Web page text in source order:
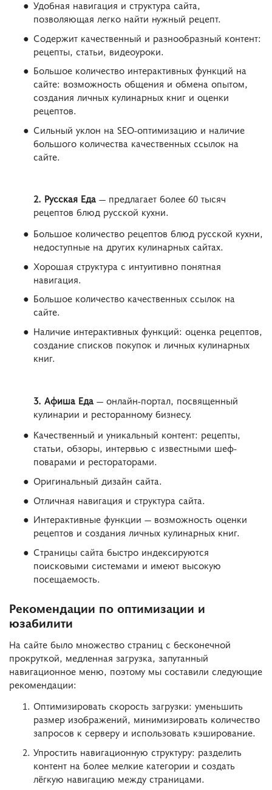
Удобная навигация и структура сайта,
позволяющая легко найти нужный рецепт.
Содержит качественный и разнообразный контент:
рецепты, статьи, видеоуроки.
Большое количество интерактивных функций на
сайте: возможность общения и обмена опытом,
создания личных кулинарных книг и оценки
рецептов.
Сильный уклон на SEO-оптимизацию и наличие
большого количества качественных ссылок на
сайте.
2. Русская Еда — предлагает более 60 тысяч
рецептов блюд русской кухни.
Большое количество рецептов блюд русской кухни,
недоступные на других кулинарных сайтах.
Хорошая структура с интуитивно понятная
навигация.
Большое количество качественных ссылок на
сайте.
Наличие интерактивных функций: оценка рецептов,
создание списков покупок и личных кулинарных
книг.
3. Афиша Еда — онлайн-портал, посвященный
кулинарии и ресторанному бизнесу.
Качественный и уникальный контент: рецепты,
статьи, обзоры, интервью с известными шеф-
поварами и рестораторами.
Оригинальный дизайн сайта.
Отличная навигация и структура сайта.
Интерактивные функции — возможность оценки
рецептов и создания личных кулинарных книг.
Страницы сайта быстро индексируются
поисковыми системами и имеют высокую
посещаемость.
Рекомендации по оптимизации и
юзабилити
На сайте было множество страниц с бесконечной
прокруткой, медленная загрузка, запутанный
навигационное меню, поэтому мы составили следующие
рекомендации:
Оптимизировать скорость загрузки: уменьшить
размер изображений, минимизировать количество
запросов к серверу и использовать кэширование.
Упростить навигационную структуру: разделить
контент на более мелкие категории и создать
лёгкую навигацию между страницами.